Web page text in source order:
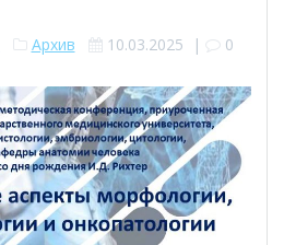
Архив 10.03.2025 | 0